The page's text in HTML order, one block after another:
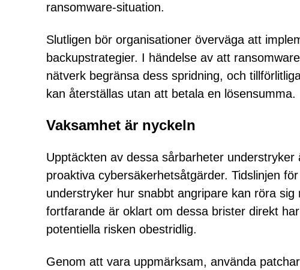
ransomware-situation.
Slutligen bör organisationer överväga att
backupstrategier. I händelse av att
nätverk begränsa dess spridning, och
kan återställas utan att betala en lösensumma.
Vaksamhet är nyckeln
Upptäckten av dessa sårbarheter
proaktiva cybersäkerhetsåtgärder. Tidslinjen
understryker hur snabbt angripare kan röra
fortfarande är oklart om dessa brister direkt
potentiella risken obestridlig.
Genom att vara uppmärksam, använda